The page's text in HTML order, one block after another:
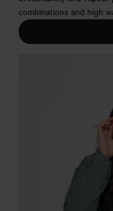
combinations and high